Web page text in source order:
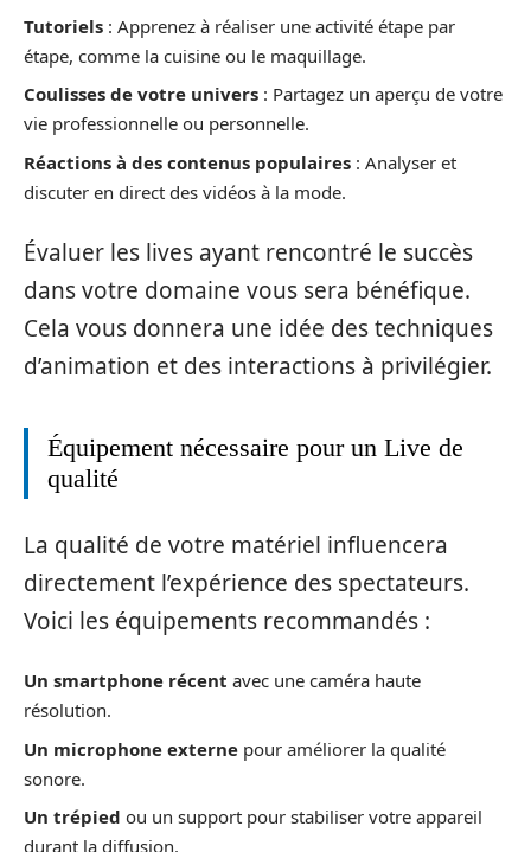
Tutoriels : Apprenez à réaliser une activité étape par
étape, comme la cuisine ou le maquillage.
Coulisses de votre univers : Partagez un aperçu de votre
vie professionnelle ou personnelle.
Réactions à des contenus populaires : Analyser et
discuter en direct des vidéos à la mode.
Évaluer les lives ayant rencontré le succès
dans votre domaine vous sera bénéfique.
Cela vous donnera une idée des techniques
d’animation et des interactions à privilégier.
Équipement nécessaire pour un Live de
qualité
La qualité de votre matériel influencera
directement l’expérience des spectateurs.
Voici les équipements recommandés :
Un smartphone récent avec une caméra haute
résolution.
Un microphone externe pour améliorer la qualité
sonore.
Un trépied ou un support pour stabiliser votre appareil
durant la diffusion.